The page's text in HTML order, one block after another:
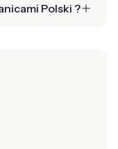
Polski ?